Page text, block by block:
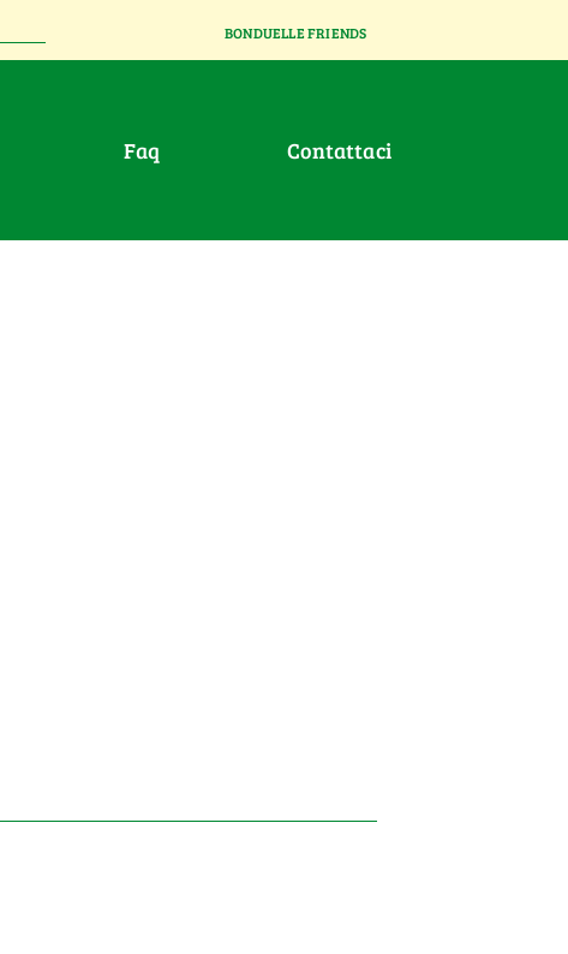
BONDUELLE FRIENDS
faq contattaci